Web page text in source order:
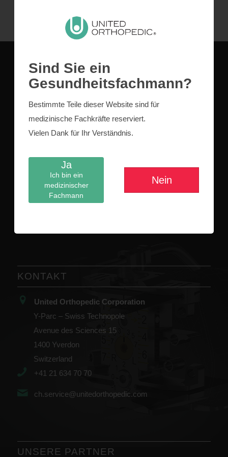
Sind Sie ein
Gesundheitsfachmann?
Bestimmte Teile dieser Website sind für
medizinische Fachkräfte reserviert.
Vielen Dank für Ihr Verständnis.
Ja
Ich bin ein
medizinischer
Fachmann
Nein
ÜBER UNS
United Orthopaedic Europe ist der europäische
Vertriebs- und Verwaltungszweig für alle
orthopädischen Hüft- und Knieimplantate sowie
KONTAKT
United Orthopedic Corporation
Y-Parc – Swiss Technopole
Avenue des Sciences 15
1400 Yverdon
Switzerland
+41 21 634 70 70
ch.service@unitedorthopedic.com
UNSERE PARTNER